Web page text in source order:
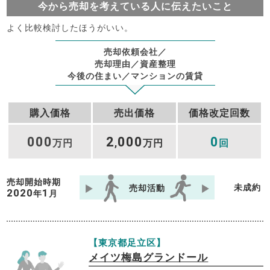
今から売却を考えている人に伝えたいこと
よく比較検討したほうがいい。
売却依頼会社／
売却理由／資産整理
今後の住まい／マンションの賃貸
購入価格 売出価格 価格改定回数
000万円 2,000万円 0 回
売却開始時期
2020年1 月
売却活動 未成約
【東京都足立区】
メイツ梅島グランドール